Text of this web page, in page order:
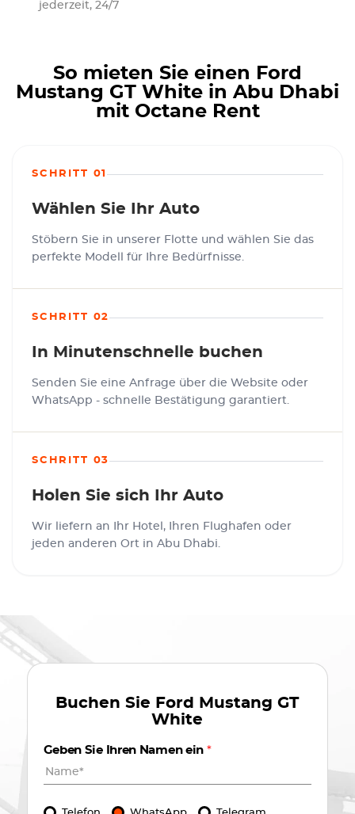
jederzeit, 24/7
So mieten Sie einen Ford
Mustang GT White in Abu Dhabi
mit Octane Rent
SCHRITT 01
Wählen Sie Ihr Auto
Stöbern Sie in unserer Flotte und wählen Sie das
perfekte Modell für Ihre Bedürfnisse.
SCHRITT 02
In Minutenschnelle buchen
Senden Sie eine Anfrage über die Website oder
WhatsApp - schnelle Bestätigung garantiert.
SCHRITT 03
Holen Sie sich Ihr Auto
Wir liefern an Ihr Hotel, Ihren Flughafen oder
jeden anderen Ort in Abu Dhabi.
Buchen Sie Ford Mustang GT
White
Geben Sie Ihren Namen ein *